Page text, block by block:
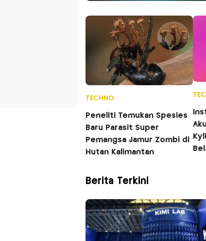
TECHNO
Peneliti Temukan Spesies
Baru Parasit Super
Pemangsa Jamur Zombi di
Hutan Kalimantan
Berita Terkini